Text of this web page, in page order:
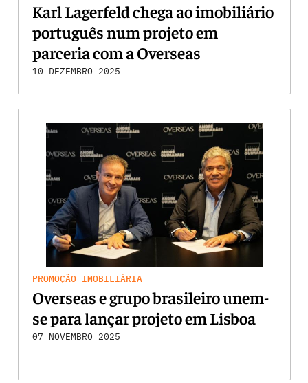
Karl Lagerfeld chega ao imobiliário
português num projeto em
parceria com a Overseas
10 DEZEMBRO 2025
PROMOÇÃO IMOBILIÁRIA
Overseas e grupo brasileiro unem-
se para lançar projeto em Lisboa
07 NOVEMBRO 2025